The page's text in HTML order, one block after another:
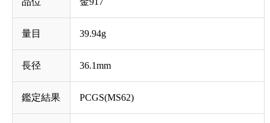
量目 39.94g
長径 36.1mm
鑑定結果 PCGS(MS62)